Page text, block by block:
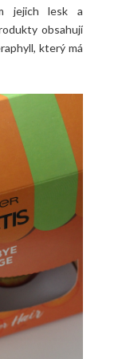
jejich lesk a
obsahují
který má